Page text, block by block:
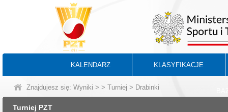
KALENDARZ KLASYFIKACJE
Znajdujesz się: Wyniki > > Turniej > Drabinki
Turniej PZT